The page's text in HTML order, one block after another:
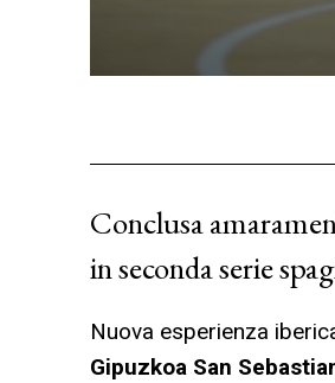
Conclusa
in seconda serie
Nuova esperienza
Gipuzkoa San